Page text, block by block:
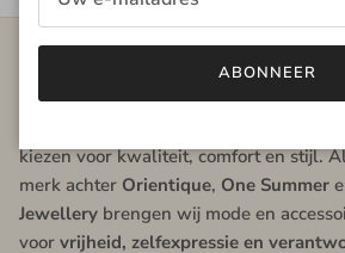
kiezen voor kwaliteit, comfort en stijl.
merk achter Orientique, One Summer
Jewellery brengen wij mode en
voor vrijheid, zelfexpressie en
ABONNEER